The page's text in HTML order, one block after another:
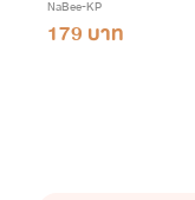
NaBee-KP
179 บาท